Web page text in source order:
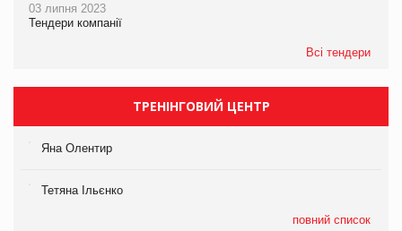
03 липня 2023
Тендери компанії
Всі тендери
ТРЕНІНГОВИЙ ЦЕНТР
Яна Олентир
Тетяна Ільєнко
повний список